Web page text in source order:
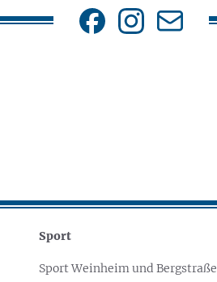
Sport
Sport Weinheim und Bergstraße